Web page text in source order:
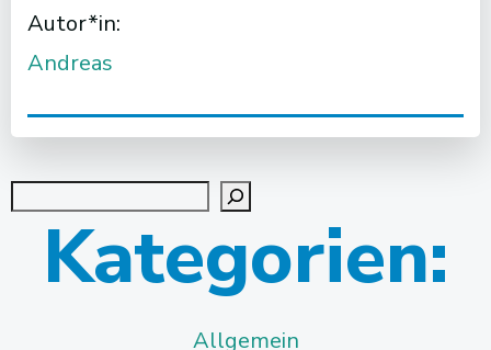
Autor*in:
Andreas
Kategorien:
Allgemein